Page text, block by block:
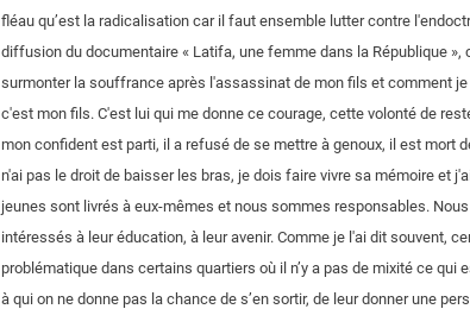
fléau qu’est la radicalisation car il faut ensemble lutter contre
diffusion du documentaire « Latifa, une femme dans la République
surmonter la souffrance après l'assassinat de mon fils et comment
c'est mon fils. C'est lui qui me donne ce courage, cette volonté de
mon confident est parti, il a refusé de se mettre à genoux, il est mort
n'ai pas le droit de baisser les bras, je dois faire vivre sa mémoire et
jeunes sont livrés à eux-mêmes et nous sommes responsables.
intéressés à leur éducation, à leur avenir. Comme je l'ai dit souvent,
problématique dans certains quartiers où il n’y a pas de mixité ce
à qui on ne donne pas la chance de s’en sortir, de leur donner une